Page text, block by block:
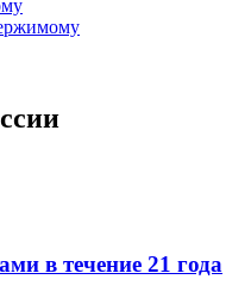
в течение 21 года